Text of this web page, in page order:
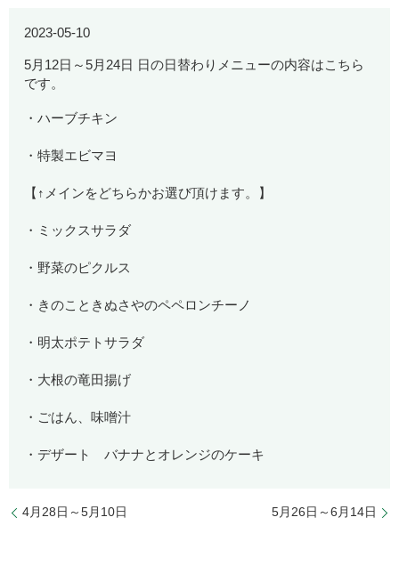
2023-05-10
5月12日～5月24日 日の日替わりメニューの内容はこちら
です。
・ハーブチキン
・特製エビマヨ
【↑メインをどちらかお選び頂けます。】
・ミックスサラダ
・野菜のピクルス
・きのこときぬさやのペペロンチーノ
・明太ポテトサラダ
・大根の竜田揚げ
・ごはん、味噌汁
・デザート バナナとオレンジのケーキ
4月28日～5月10日 5月26日～6月14日